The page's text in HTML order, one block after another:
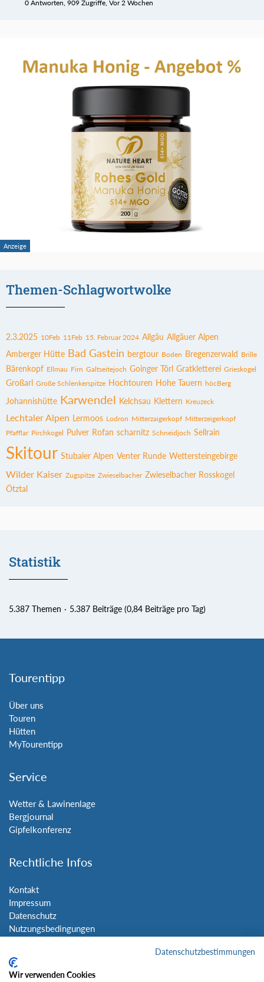
0 Antworten, 909 Zugriffe, Vor 2 Wochen
Themen-Schlagwortwolke
2.3.2025 10Feb 11Feb 15. Februar 2024 Allgäu Allgäuer Alpen
Amberger Hütte Bad Gastein bergtour Boden Bregenzerwald Brille
Bärenkopf Ellmau Firn Galtseitejoch Goinger Törl Gratkletterei Grieskogel
Großarl Große Schlenkerspitze Hochtouren Hohe Tauern höcBerg
Johannishütte Karwendel Kelchsau Klettern Kreuzeck
Lechtaler Alpen Lermoos Lodron Mitterzaigerkopf Mitterzeigerkopf
Pfafflar Pirchkogel Pulver Rofan scharnitz Schneidjoch Sellrain
Skitour Stubaier Alpen Venter Runde Wettersteingebirge
Wilder Kaiser Zugspitze Zwieselbacher Zwieselbacher Rosskogel
Ötztal
Statistik
5.387 Themen 5.387 Beiträge (0,84 Beiträge pro Tag)
Tourentipp
Über uns
Touren
Hütten
MyTourentipp
Service
Wetter & Lawinenlage
Bergjournal
Gipfelkonferenz
Rechtliche Infos
Kontakt
Impressum
Datenschutz
Nutzungsbedingungen
Social Media
Datenschutzbestimmungen
Wir verwenden Cookies